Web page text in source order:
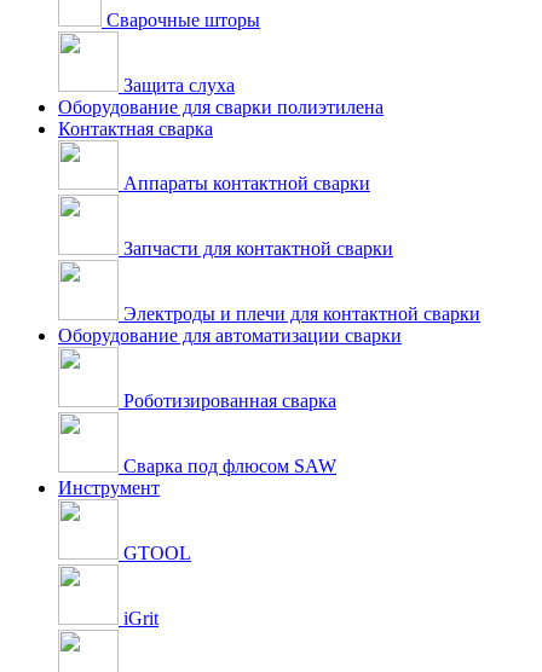
Сварочные шторы
Защита слуха
Оборудование для сварки полиэтилена
Контактная сварка
Аппараты контактной сварки
Запчасти для контактной сварки
Электроды и плечи для контактной сварки
Оборудование для автоматизации сварки
Роботизированная сварка
Сварка под флюсом SAW
Инструмент
GTOOL
iGrit